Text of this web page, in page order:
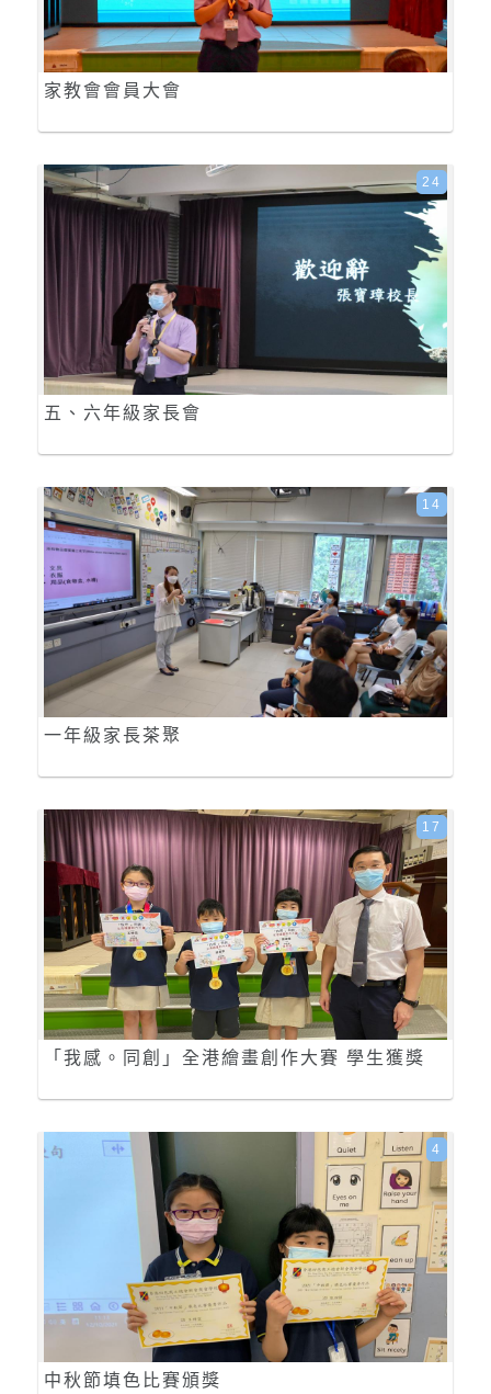
家教會會員大會
五、六年級家長會
24
一年級家長茶聚
14
「我感。同創」全港繪畫創作大賽 學生獲獎
17
中秋節填色比賽頒獎
4